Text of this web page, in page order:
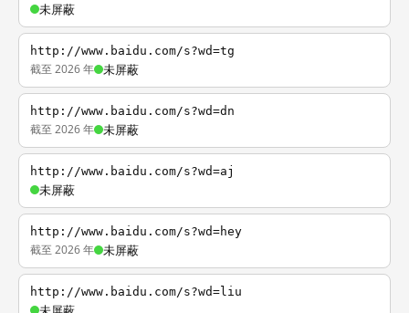
未屏蔽
http://www.baidu.com/s?wd=tg
截至 2026 年 未屏蔽
http://www.baidu.com/s?wd=dn
截至 2026 年 未屏蔽
http://www.baidu.com/s?wd=aj
未屏蔽
http://www.baidu.com/s?wd=hey
截至 2026 年 未屏蔽
http://www.baidu.com/s?wd=liu